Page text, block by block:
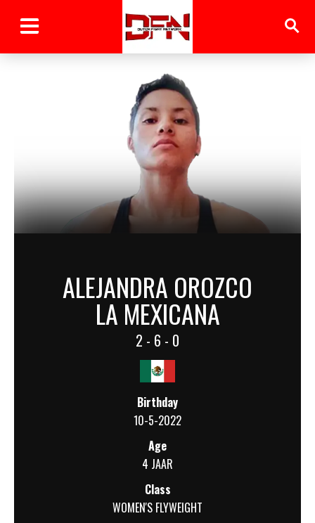
ALEJANDRA OROZCO
LA MEXICANA
2 - 6 - 0
Birthday
10-5-2022
Age
4 JAAR
Class
WOMEN'S FLYWEIGHT